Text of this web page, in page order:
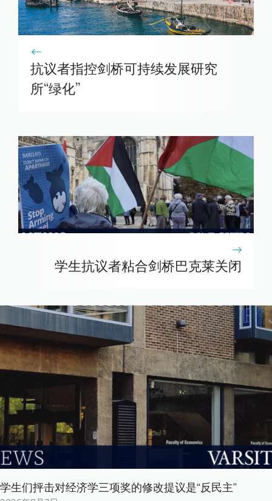
抗议者指控剑桥可持续发展研究
所“绿化”
学生抗议者粘合剑桥巴克莱关闭
学生们抨击对经济学三项奖的修改提议是“反民主”